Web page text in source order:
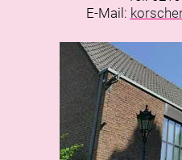
E-Mail: